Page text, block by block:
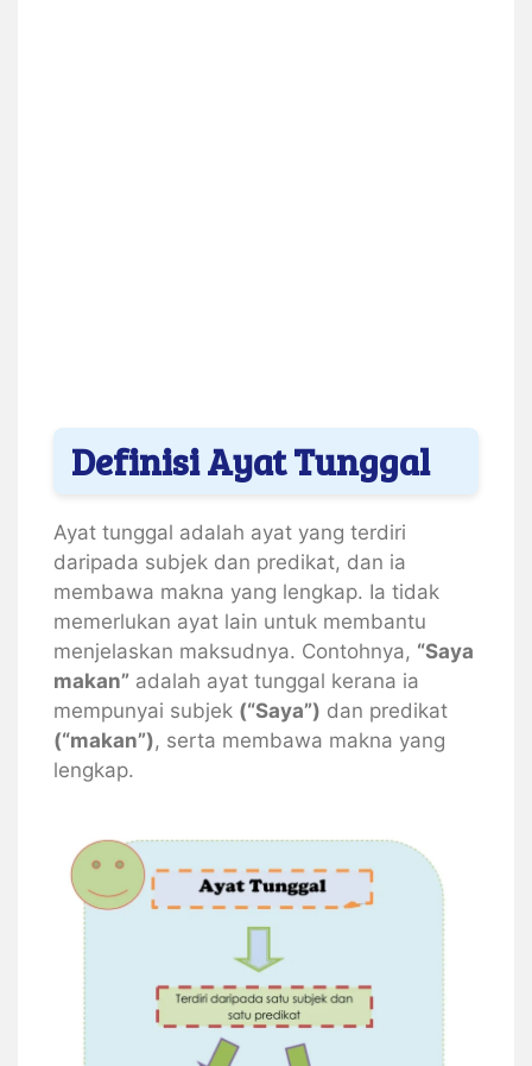
Definisi Ayat Tunggal
Ayat tunggal adalah ayat yang terdiri
daripada subjek dan predikat, dan ia
membawa makna yang lengkap. Ia tidak
memerlukan ayat lain untuk membantu
menjelaskan maksudnya. Contohnya, “Saya
makan” adalah ayat tunggal kerana ia
mempunyai subjek (“Saya”) dan predikat
(“makan”), serta membawa makna yang
lengkap.